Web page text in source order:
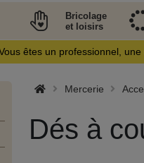
Bricolage
et loisirs
êtes un professionnel,
Mercerie
Dés à